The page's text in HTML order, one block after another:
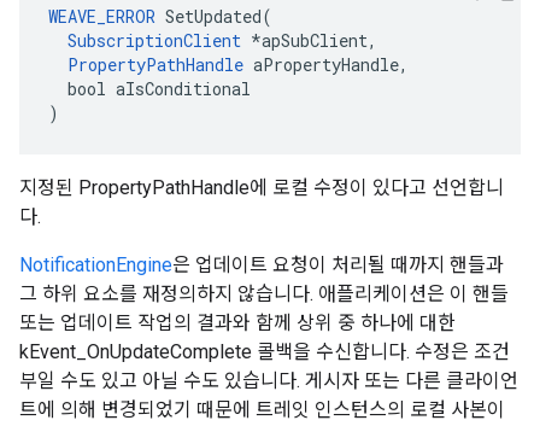
WEAVE_ERROR SetUpdated(
SubscriptionClient *apSubClient,
PropertyPathHandle aPropertyHandle,
  bool aIsConditional
)
지정된 PropertyPathHandle에 로컬 수정이 있다고 선언합니
다.
NotificationEngine은 업데이트 요청이 처리될 때까지 핸들과
그 하위 요소를 재정의하지 않습니다. 애플리케이션은 이 핸들
또는 업데이트 작업의 결과와 함께 상위 중 하나에 대한
kEvent_OnUpdateComplete 콜백을 수신합니다. 수정은 조건
부일 수도 있고 아닐 수도 있습니다. 게시자 또는 다른 클라이언
트에 의해 변경되었기 때문에 트레잇 인스턴스의 로컬 사본이